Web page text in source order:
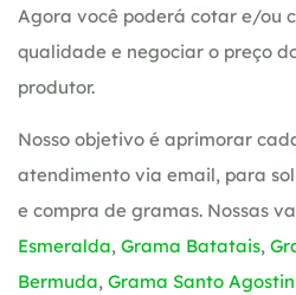
Agora você poderá cotar e/ou
qualidade e negociar o preço
produtor.
Nosso objetivo é aprimorar
atendimento via email, para
e compra de gramas. Nossas
Esmeralda, Grama Batatais,
Bermuda, Grama Santo